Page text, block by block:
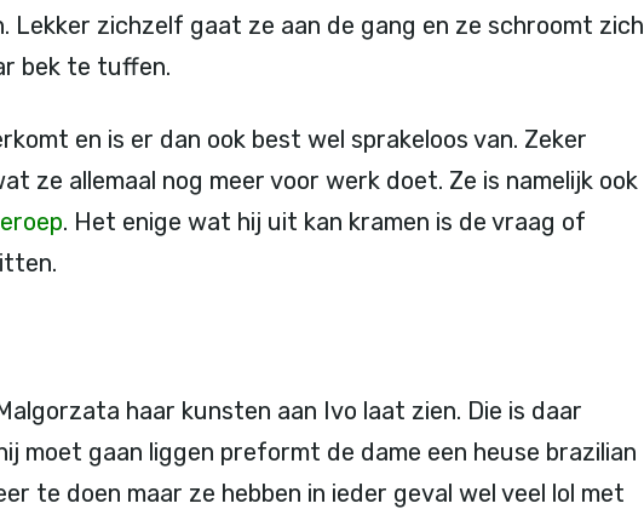
Lekker zichzelf gaat ze aan de gang en ze schroomt zich
bek te tuffen.
en is er dan ook best wel sprakeloos van. Zeker
ze allemaal nog meer voor werk doet. Ze is namelijk ook
. Het enige wat hij uit kan kramen is de vraag of
haar kunsten aan Ivo laat zien. Die is daar
moet gaan liggen preformt de dame een heuse brazilian
te doen maar ze hebben in ieder geval wel veel lol met